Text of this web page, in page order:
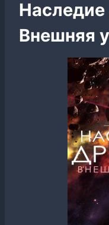
Внешняя